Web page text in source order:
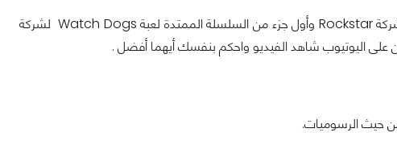
وبدأت المنافسة بين أكثر ألعاب العالم المفتوح جدلا بين السلسلة العريقة GTA لشركة Rockstar وأول جزء من السلسلة الممتدة لعبة Watch Dogs لشركة